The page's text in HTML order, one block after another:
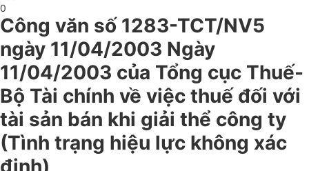
0
Công văn số 1283-TCT/NV5
ngày 11/04/2003 Ngày
11/04/2003 của Tổng cục Thuế-
Bộ Tài chính về việc thuế đối với
tài sản bán khi giải thể công ty
(Tình trạng hiệu lực không xác
định)